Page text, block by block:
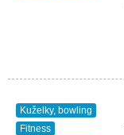
Kuželky, bowling
Fitness